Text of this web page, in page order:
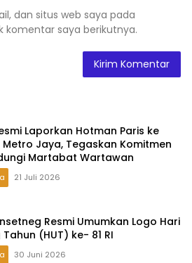
dan situs web saya pada
komentar saya berikutnya.
Laporkan Hotman Paris ke
Metro Jaya, Tegaskan Komitmen
Martabat Wartawan
21 Juli 2026
Resmi Umumkan Logo Hari
(HUT) ke- 81 RI
30 Juni 2026